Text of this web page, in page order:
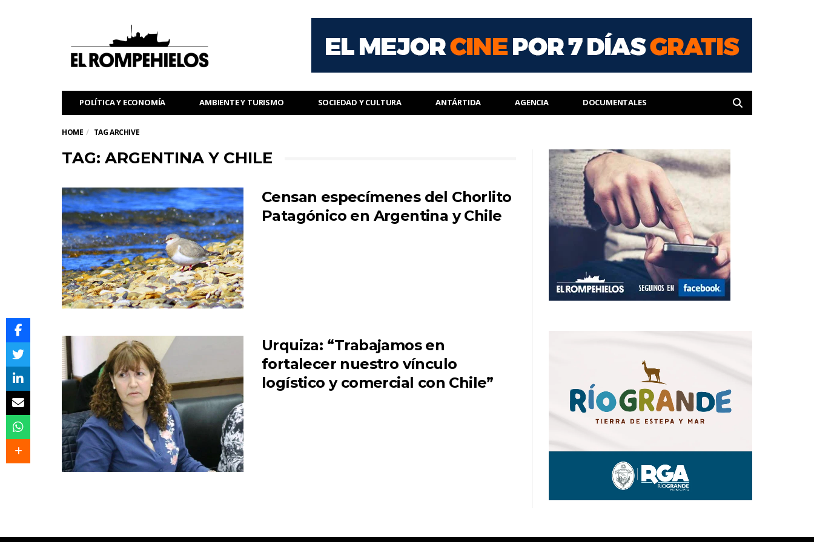
POLÍTICA Y ECONOMÍA AMBIENTE Y TURISMO SOCIEDAD Y CULTURA ANTÁRTIDA AGENCIA DOCUMENTALES
HOME TAG ARCHIVE
TAG: ARGENTINA Y CHILE
Censan especímenes del Chorlito
Patagónico en Argentina y Chile
Urquiza: “Trabajamos en
fortalecer nuestro vínculo
logístico y comercial con Chile”